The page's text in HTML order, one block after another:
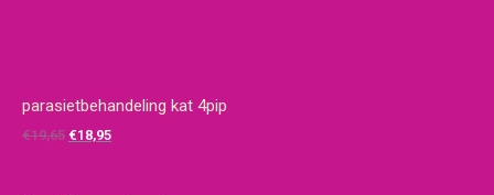
parasietbehandeling kat 4pip
€19,65 Oorspronkelijke
€18,95Huidige